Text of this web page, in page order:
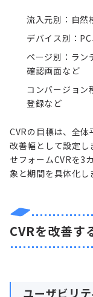
流入元別：自然
デバイス別：
ページ別：ラン
確認画面など
コンバージョン
登録など
CVRの目標は、全
改善幅として設定し
せフォームCVRを3
象と期間を具体化し
CVRを改善す
ユーザビリ